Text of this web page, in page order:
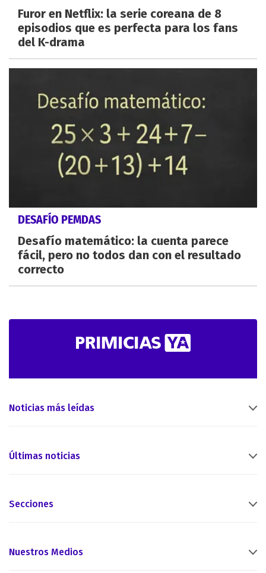
Furor en Netflix: la serie coreana de 8
episodios que es perfecta para los fans
del K-drama
DESAFÍO PEMDAS
Desafío matemático: la cuenta parece
fácil, pero no todos dan con el resultado
correcto
Noticias más leídas
Últimas noticias
Secciones
Nuestros Medios